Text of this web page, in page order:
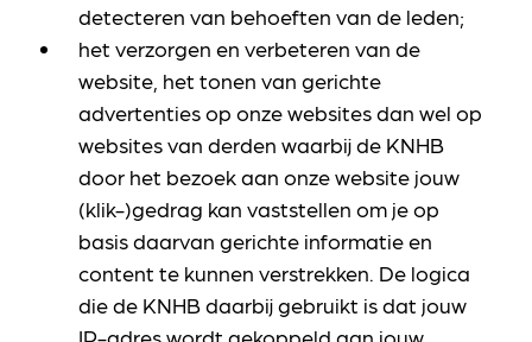
detecteren van behoeften van de leden;
het verzorgen en verbeteren van de
website, het tonen van gerichte
advertenties op onze websites dan wel op
websites van derden waarbij de KNHB
door het bezoek aan onze website jouw
(klik-)gedrag kan vaststellen om je op
basis daarvan gerichte informatie en
content te kunnen verstrekken. De logica
die de KNHB daarbij gebruikt is dat jouw